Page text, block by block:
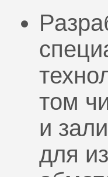
том
и
для